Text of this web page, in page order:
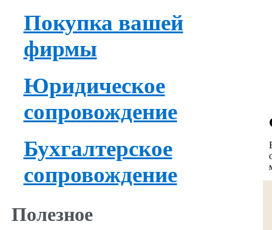
Покупка вашей
фирмы
Юридическое
сопровождение
Бухгалтерское
сопровождение
Полезное